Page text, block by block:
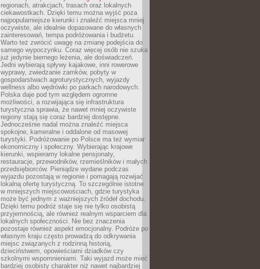
regionach, atrakcjach, trasach oraz lokalnych
ciekawostkach. Dzięki temu można wyjść poza
najpopularniejsze kierunki i znaleźć miejsca mniej
oczywiste, ale idealnie dopasowane do własnych
zainteresowań, tempa podróżowania i budżetu.
Warto też zwrócić uwagę na zmianę podejścia do
samego wypoczynku. Coraz więcej osób nie szuka
już jedynie biernego leżenia, ale doświadczeń.
Jedni wybierają spływy kajakowe, inni rowerowe
wyprawy, zwiedzanie zamków, pobyty w
gospodarstwach agroturystycznych, wyjazdy
wellness albo wędrówki po parkach narodowych.
Polska daje pod tym względem ogromne
możliwości, a rozwijająca się infrastruktura
turystyczna sprawia, że nawet mniej oczywiste
regiony stają się coraz bardziej dostępne.
Jednocześnie nadal można znaleźć miejsca
spokojne, kameralne i oddalone od masowej
turystyki. Podróżowanie po Polsce ma też wymiar
ekonomiczny i społeczny. Wybierając krajowe
kierunki, wspieramy lokalne pensjonaty,
restauracje, przewodników, rzemieślników i małych
przedsiębiorców. Pieniądze wydane podczas
wyjazdu pozostają w regionie i pomagają rozwijać
lokalną ofertę turystyczną. To szczególnie istotne
w mniejszych miejscowościach, gdzie turystyka
może być jednym z ważniejszych źródeł dochodu.
Dzięki temu podróż staje się nie tylko osobistą
przyjemnością, ale również realnym wsparciem dla
lokalnych społeczności. Nie bez znaczenia
pozostaje również aspekt emocjonalny. Podróże po
własnym kraju często prowadzą do odkrywania
miejsc związanych z rodzinną historią,
dzieciństwem, opowieściami dziadków czy
szkolnymi wspomnieniami. Taki wyjazd może mieć
bardziej osobisty charakter niż nawet najbardziej